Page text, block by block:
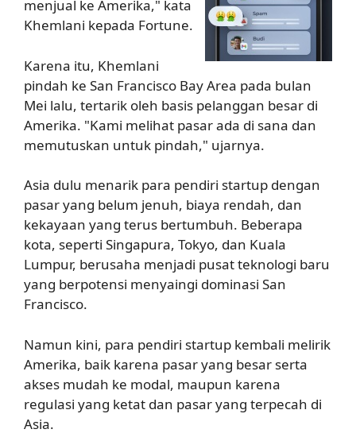
menjual ke Amerika," kata
Khemlani kepada Fortune.
Karena itu, Khemlani
pindah ke San Francisco Bay Area pada bulan
Mei lalu, tertarik oleh basis pelanggan besar di
Amerika. "Kami melihat pasar ada di sana dan
memutuskan untuk pindah," ujarnya.
Asia dulu menarik para pendiri startup dengan
pasar yang belum jenuh, biaya rendah, dan
kekayaan yang terus bertumbuh. Beberapa
kota, seperti Singapura, Tokyo, dan Kuala
Lumpur, berusaha menjadi pusat teknologi baru
yang berpotensi menyaingi dominasi San
Francisco.
Namun kini, para pendiri startup kembali melirik
Amerika, baik karena pasar yang besar serta
akses mudah ke modal, maupun karena
regulasi yang ketat dan pasar yang terpecah di
Asia.